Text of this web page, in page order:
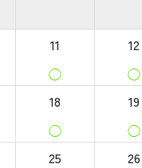
11
◯
12
◯
18
◯
19
◯
25 26